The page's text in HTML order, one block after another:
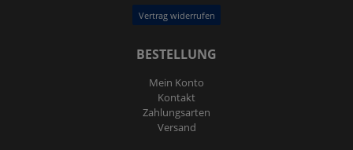
Vertrag widerrufen
BESTELLUNG
Mein Konto
Kontakt
Zahlungsarten
Versand